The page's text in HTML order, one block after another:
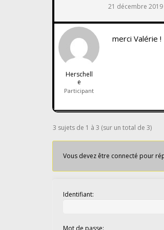
21 décembre 2019
Herschell
e
Participant
merci Valérie !
3 sujets de 1 à 3 (sur un total de 3)
Vous devez être connecté pour
Identifiant:
Mot de passe: